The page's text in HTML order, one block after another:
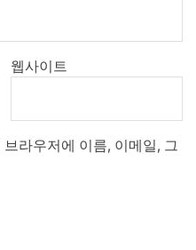
웹사이트
라우저에 이름, 이메일, 그